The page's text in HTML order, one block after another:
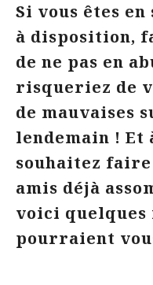
Si vous êtes
à disposition,
de ne pas en
risqueriez de
de mauvaises
lendemain ! Et
souhaitez faire
amis déjà
voici quelques
pourraient